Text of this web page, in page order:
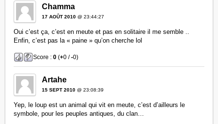
Chamma
17 AOÛT 2010 @ 23:44:27
Oui c’est ça, c’est en meute et pas en solitaire il me semble ..
Enfin, c’est pas la « paine » qu’on cherche lol
Score :0 (+0 /-0)
Artahe
15 SEPT 2010 @ 23:08:39
Yep, le loup est un animal qui vit en meute, c’est d’ailleurs le
symbole, pour les peuples antiques, du clan…